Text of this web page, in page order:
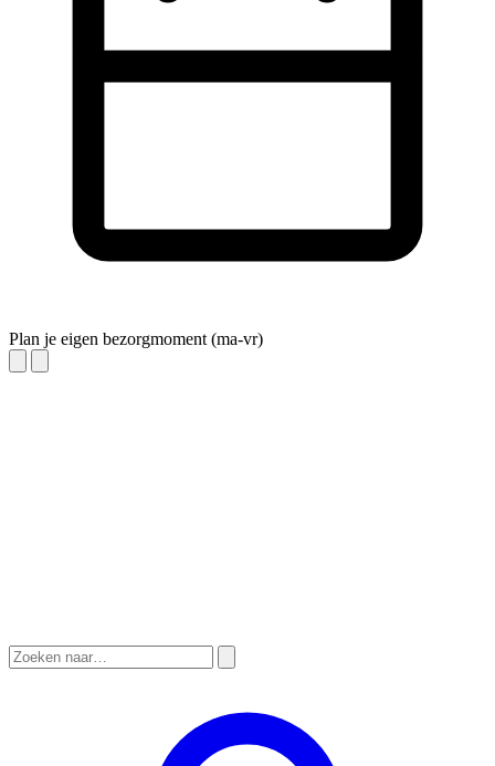
Plan je eigen bezorgmoment (ma-vr)